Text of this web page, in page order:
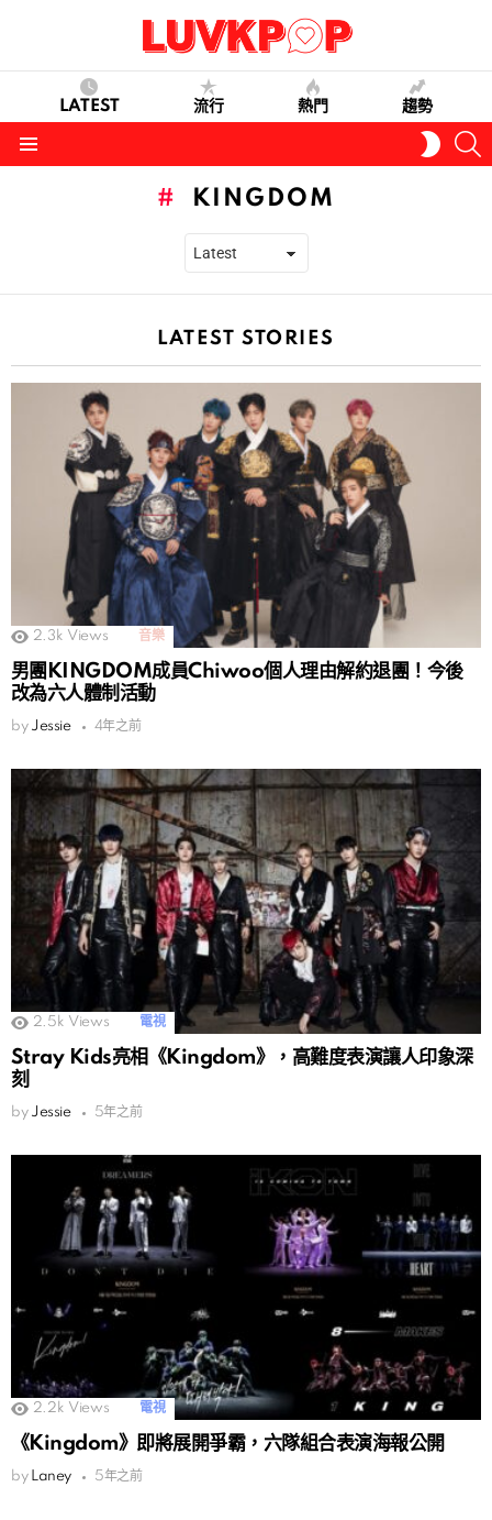
LATEST 流行 熱門 趨勢
SKIN
KINGDOM
LATEST STORIES
2.3k Views 音樂
男團KINGDOM成員Chiwoo個人理由解約退團！今後
改為六人體制活動
by Jessie 4年之前
2.5k Views 電視
Stray Kids亮相《Kingdom》，高難度表演讓人印象深
刻
by Jessie 5年之前
2.2k Views 電視
《Kingdom》即將展開爭霸，六隊組合表演海報公開
by Laney 5年之前